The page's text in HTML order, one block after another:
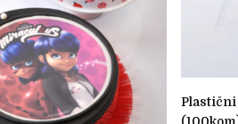
plastični kozarčki košarica 120ml